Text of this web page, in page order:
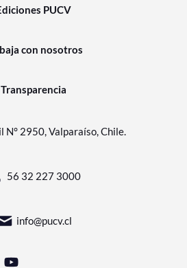
PUCV
con nosotros
Transparencia
N° 2950, Valparaíso, Chile.
56 32 227 3000
info@pucv.cl